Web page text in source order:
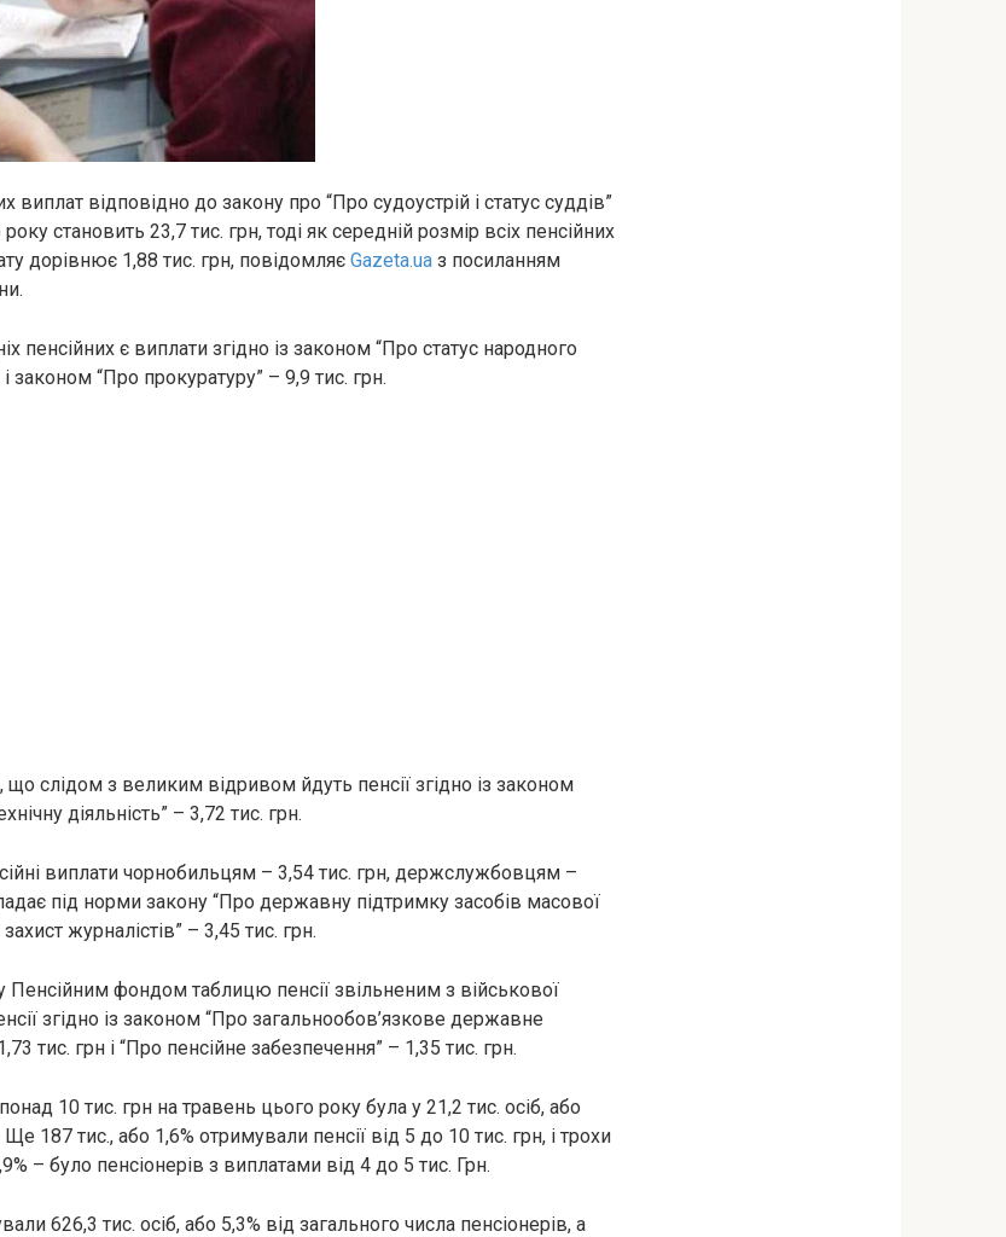
виплат відповідно до закону про “Про судоустрій і статус суддів”
становить 23,7 тис. грн, тоді як середній розмір всіх пенсійних
дорівнює 1,88 тис. грн, повідомляє Gazeta.ua з посиланням
пенсійних є виплати згідно із законом “Про статус народного
законом “Про прокуратуру” – 9,9 тис. грн.
слідом з великим відривом йдуть пенсії згідно із законом
діяльність” – 3,72 тис. грн.
виплати чорнобильцям – 3,54 тис. грн, держслужбовцям –
під норми закону “Про державну підтримку засобів масової
журналістів” – 3,45 тис. грн.
фондом таблицю пенсії звільненим з військової
згідно із законом “Про загальнообов’язкове державне
тис. грн і “Про пенсійне забезпечення” – 1,35 тис. грн.
10 тис. грн на травень цього року була у 21,2 тис. осіб, або
Ще 187 тис., або 1,6% отримували пенсії від 5 до 10 тис. грн, і трохи
– було пенсіонерів з виплатами від 4 до 5 тис. Грн.
626,3 тис. осіб, або 5,3% від загального числа пенсіонерів, а